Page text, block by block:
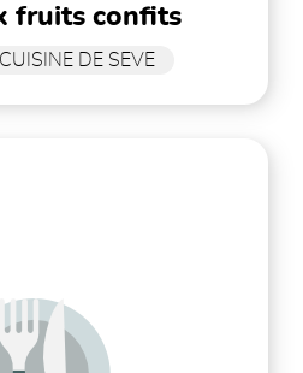
fruits confits
DE SEVE